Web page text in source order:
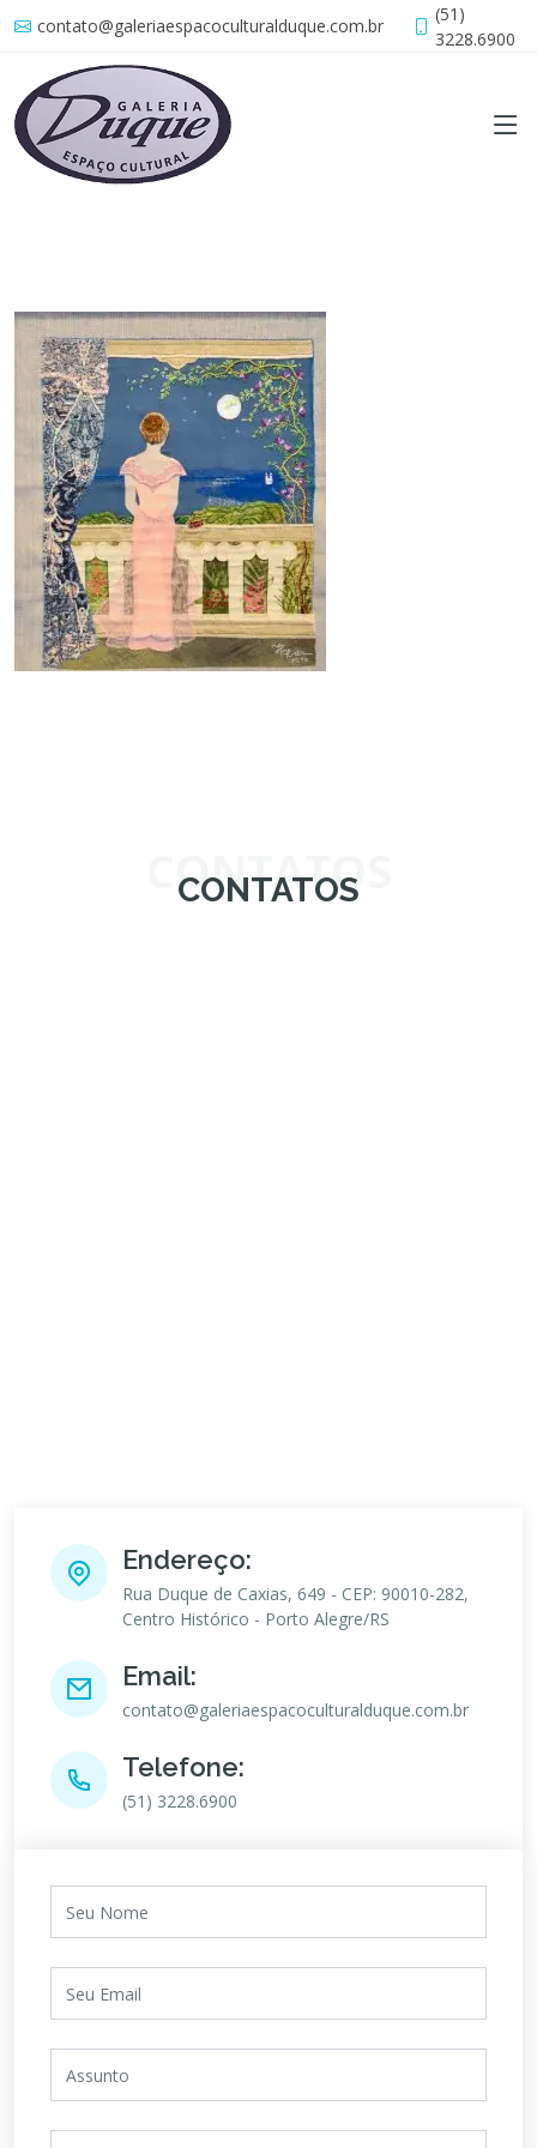
contato@galeriaespacoculturalduque.com.br
(51)
3228.6900
CONTATOS
CONTATOS
Endereço:
Rua Duque de Caxias, 649 - CEP: 90010-282,
Centro Histórico - Porto Alegre/RS
Email:
contato@galeriaespacoculturalduque.com.br
Telefone:
(51) 3228.6900